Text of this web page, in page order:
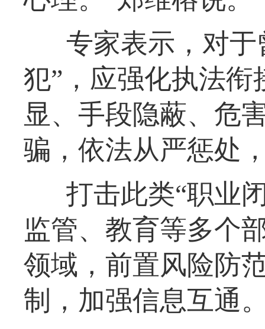
专家表示，对
犯”，应强化执法
显、手段隐蔽、危
骗，依法从严惩处
打击此类“职业
监管、教育等多个
领域，前置风险防
制，加强信息互通